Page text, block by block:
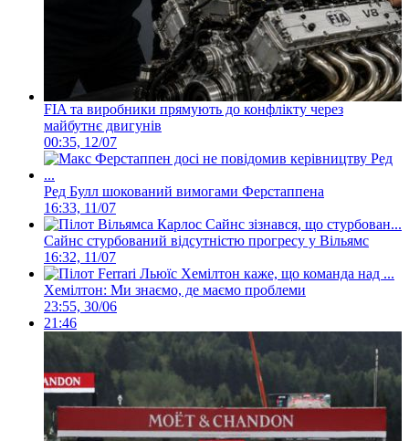
FIA та виробники прямують до конфлікту через
майбутнє двигунів
00:35, 12/07
Ред Булл шокований вимогами Ферстаппена
16:33, 11/07
Сайнс стурбований відсутністю прогресу у Вільямс
16:32, 11/07
Хемілтон: Ми знаємо, де маємо проблеми
23:55, 30/06
21:46